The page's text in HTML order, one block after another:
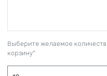
Выберите желаемое
корзину"